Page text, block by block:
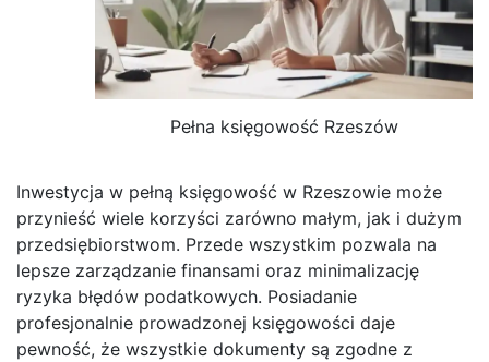
Pełna księgowość Rzeszów
Inwestycja w pełną księgowość w Rzeszowie może
przynieść wiele korzyści zarówno małym, jak i dużym
przedsiębiorstwom. Przede wszystkim pozwala na
lepsze zarządzanie finansami oraz minimalizację
ryzyka błędów podatkowych. Posiadanie
profesjonalnie prowadzonej księgowości daje
pewność, że wszystkie dokumenty są zgodne z